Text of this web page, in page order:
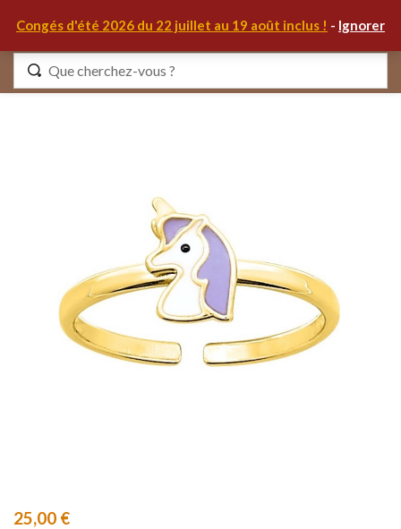
Congés d'été 2026 du 22 juillet au 19 août inclus ! - Ignorer
25,00 €
Identifiez-vous
Se souvenir de moi
S'IDENTIFIER
MON COMPTE